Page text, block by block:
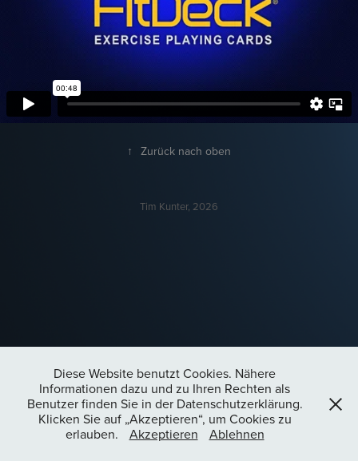
↑ Zurück nach oben
Tim Kunter, 2026
Diese Website benutzt Cookies. Nähere
Informationen dazu und zu Ihren Rechten als
Benutzer finden Sie in der Datenschutzerklärung.
Klicken Sie auf „Akzeptieren“, um Cookies zu
erlauben.
Akzeptieren Ablehnen